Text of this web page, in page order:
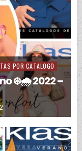
POR CATALOGO
❄️🌧️ 2022 –